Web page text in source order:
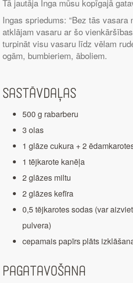
Tā jautāja Inga mūsu kopīgajā
Ingas spriedums: “Bez tās vasara
atklājam vasaru ar šo
turpināt visu vasaru līdz vēlam
ogām, bumbieriem, āboliem.
Sastāvdaļas
500 g rabarberu
3 olas
1 glāze cukura + 2
1 tējkarote kanēļa
2 glāzes miltu
2 glāzes kefīra
0,5 tējkarotes sodas (var
pulvera)
cepamais papīrs plāts
Pagatavošana